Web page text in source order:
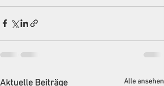
Aktuelle Beiträge Alle ansehen